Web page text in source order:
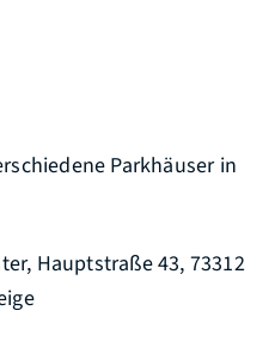
Parkhäuser in
Hauptstraße 43, 73312